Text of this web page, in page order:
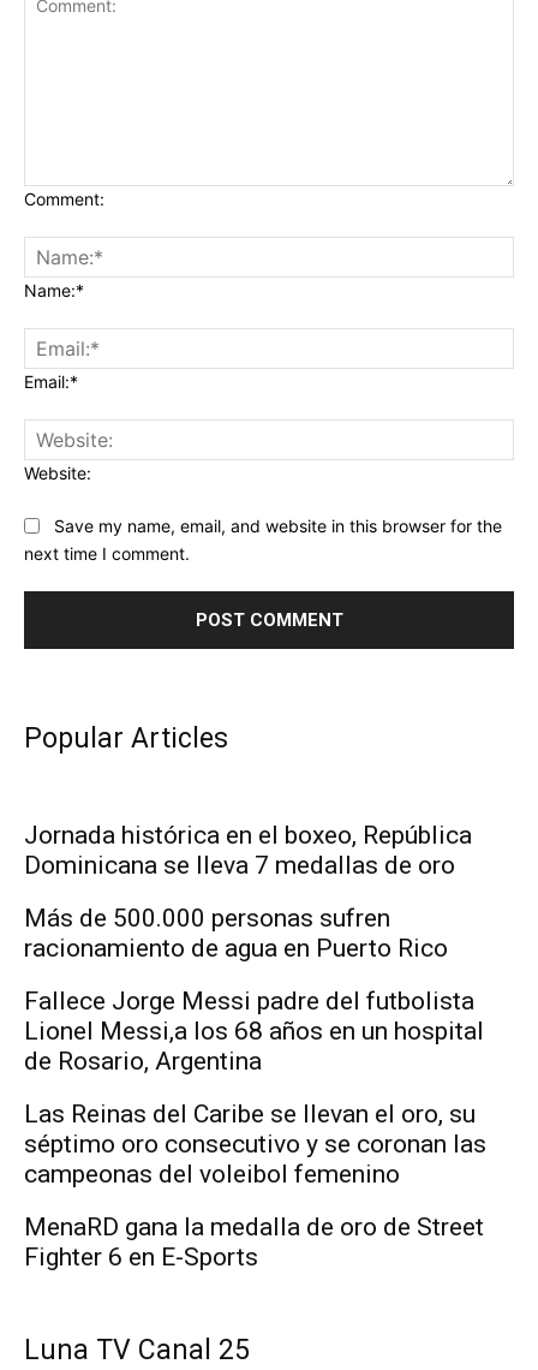
Comment:
Name:*
Email:*
Website:
Save my name, email, and website in this browser for the
next time I comment.
Popular Articles
Jornada histórica en el boxeo, República
Dominicana se lleva 7 medallas de oro
Más de 500.000 personas sufren
racionamiento de agua en Puerto Rico
Fallece Jorge Messi padre del futbolista
Lionel Messi,a los 68 años en un hospital
de Rosario, Argentina
Las Reinas del Caribe se llevan el oro, su
séptimo oro consecutivo y se coronan las
campeonas del voleibol femenino
MenaRD gana la medalla de oro de Street
Fighter 6 en E-Sports
Luna TV Canal 25